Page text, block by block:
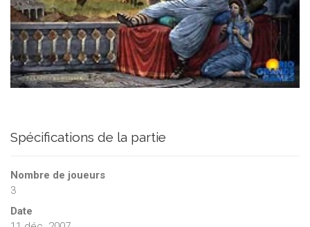
Spécifications de la partie
Nombre de joueurs
3
Date